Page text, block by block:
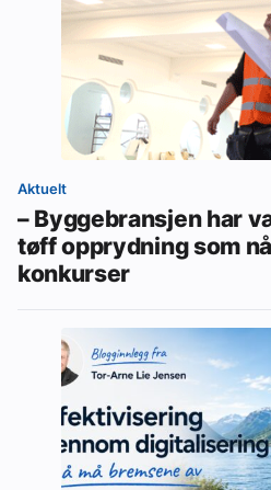
Aktuelt
– Byggebransjen har
tøff opprydning som
konkurser